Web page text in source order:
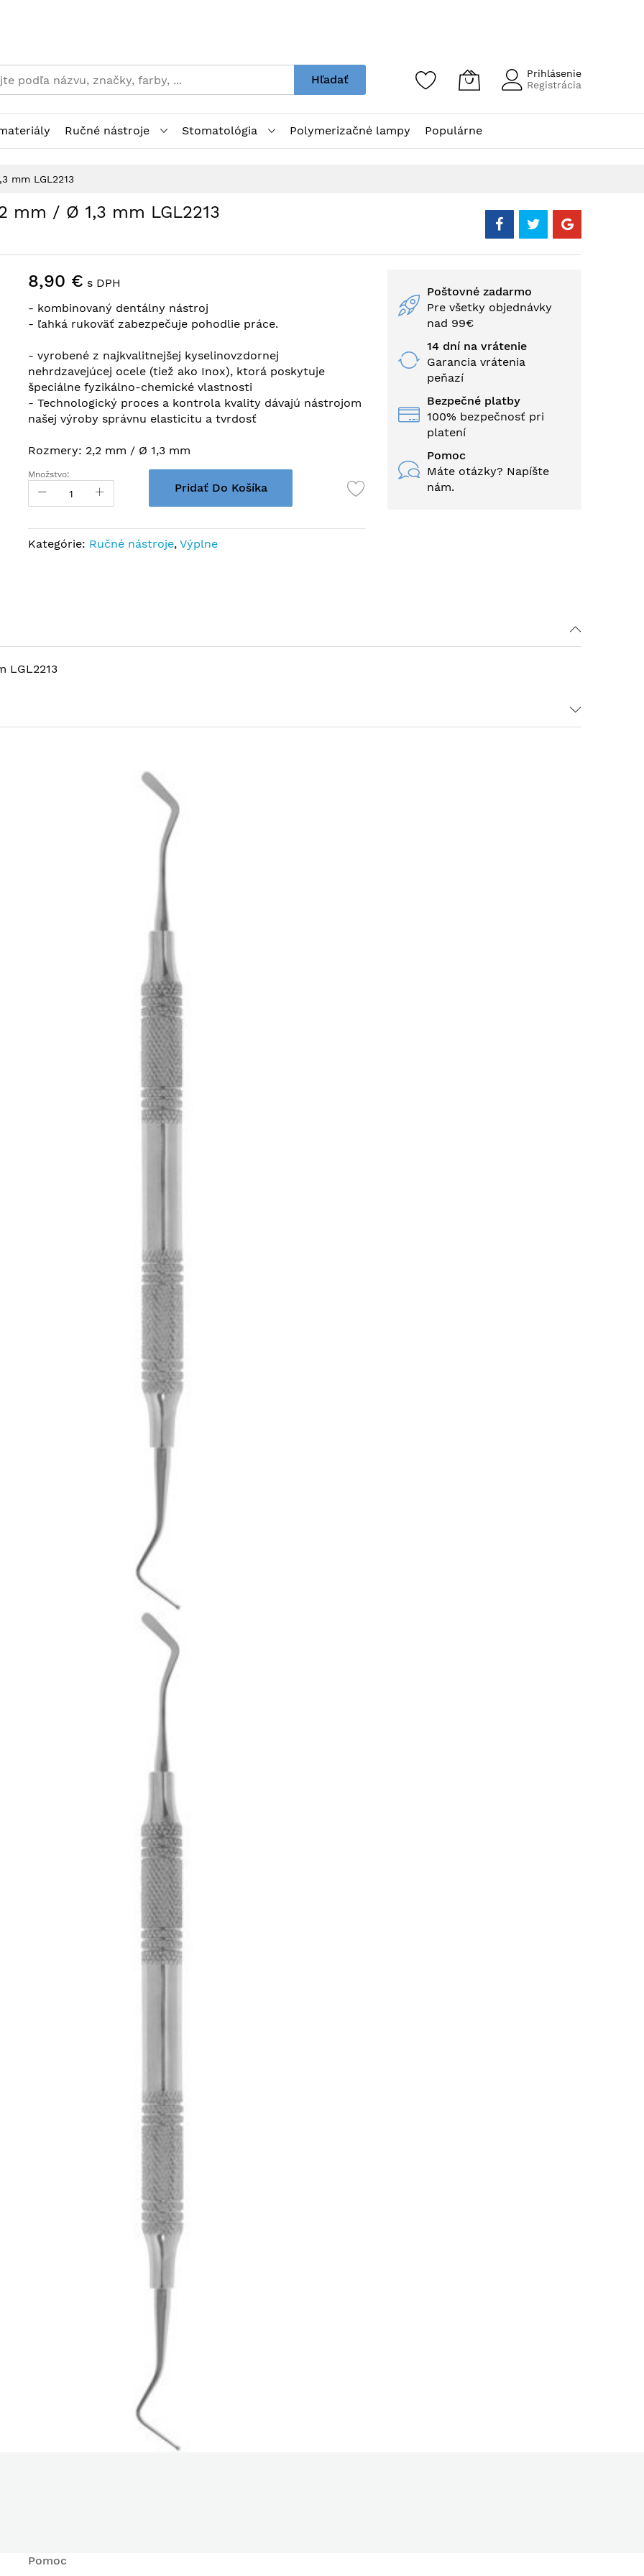
Hľadať
Prihlásenie
Registrácia
Ručné nástroje Stomatológia Polymerizačné lampy Populárne
mm LGL2213
mm / Ø 1,3 mm LGL2213
8,90 € s DPH
- kombinovaný dentálny nástroj
- ľahká rukoväť zabezpečuje pohodlie práce.
- vyrobené z najkvalitnejšej kyselinovzdornej
nehrdzavejúcej ocele (tiež ako Inox), ktorá poskytuje
špeciálne fyzikálno-chemické vlastnosti
- Technologický proces a kontrola kvality dávajú nástrojom
našej výroby správnu elasticitu a tvrdosť
Rozmery: 2,2 mm / Ø 1,3 mm
Množstvo:
Pridať Do Košíka
Kategórie: Ručné nástroje, Výplne
Poštovné zadarmo
Pre všetky objednávky
nad 99€
14 dní na vrátenie
Garancia vrátenia
peňazí
Bezpečné platby
100% bezpečnosť pri
platení
Pomoc
Máte otázky? Napíšte
nám.
LGL2213
Pomoc